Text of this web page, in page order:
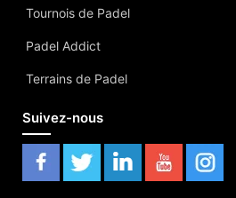
Tournois de Padel
Padel Addict
Terrains de Padel
Suivez-nous